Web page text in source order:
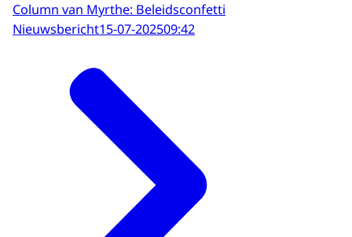
Column van Myrthe: Beleidsconfetti
Nieuwsbericht15-07-202509:42